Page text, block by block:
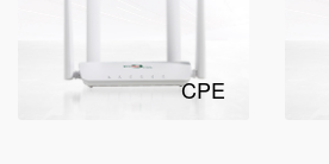
CPE